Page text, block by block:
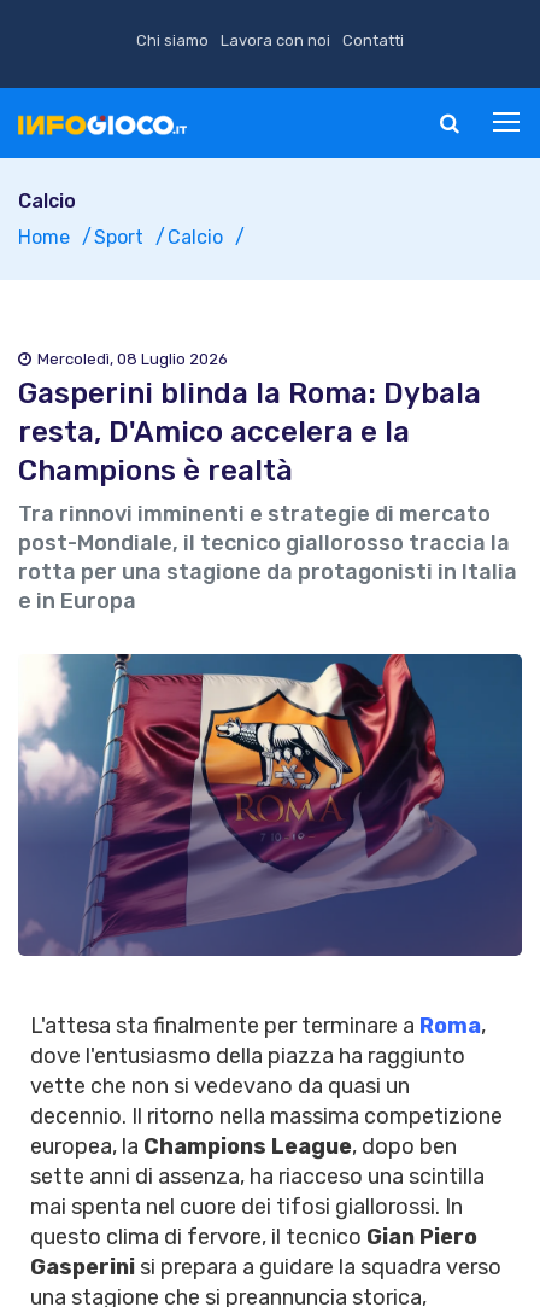
Chi siamo Lavora con noi Contatti
Calcio
Home
Sport Calcio
Mercoledì, 08 Luglio 2026
Gasperini blinda la Roma: Dybala
resta, D'Amico accelera e la
Champions è realtà
Tra rinnovi imminenti e strategie di mercato
post-Mondiale, il tecnico giallorosso traccia la
rotta per una stagione da protagonisti in Italia
e in Europa
L'attesa sta finalmente per terminare a Roma,
dove l'entusiasmo della piazza ha raggiunto
vette che non si vedevano da quasi un
decennio. Il ritorno nella massima competizione
europea, la Champions League, dopo ben
sette anni di assenza, ha riacceso una scintilla
mai spenta nel cuore dei tifosi giallorossi. In
questo clima di fervore, il tecnico Gian Piero
Gasperini si prepara a guidare la squadra verso
una stagione che si preannuncia storica,